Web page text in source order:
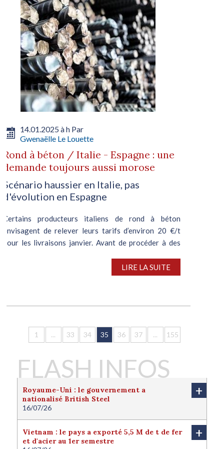
14.01.2025 à h Par
Gwenaëlle Le Louette
Rond à béton / Italie - Espagne : une
demande toujours aussi morose
Scénario haussier en Italie, pas
d'évolution en Espagne
Certains producteurs italiens de rond à béton
envisagent de relever leurs tarifs d’environ 20 €/t
pour les livraisons janvier. Avant de procéder à des
LIRE LA SUITE
1 ... 33 34 35 36 37 ... 155
FLASH INFOS
Royaume-Uni : le gouvernement a
nationalisé British Steel
16/07/26
+
Le Royaume-Uni a nationalisé British Steel afin de
protéger l'avenir de la filière sidérurgique locale.
Londres juge cette nationalisation nécessaire pour
protéger l'intérêt national du pays. Le
Vietnam : le pays a exporté 5,5 M de t de fer
et d'acier au 1er semestre
+